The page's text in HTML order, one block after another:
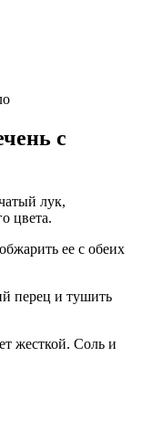
с
лук,
цвета.
ее с обеих
перец и тушить
жесткой. Соль и